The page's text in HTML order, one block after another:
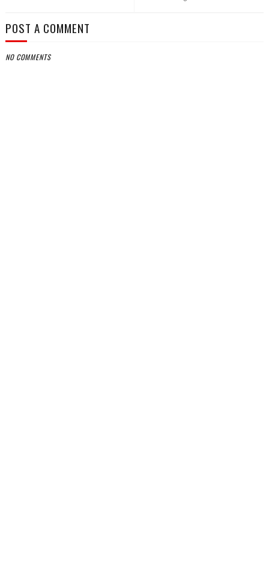
POST A COMMENT
NO COMMENTS